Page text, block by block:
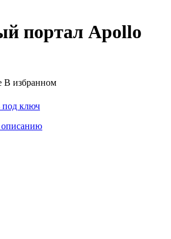
портал Apollo
В избранном
под ключ